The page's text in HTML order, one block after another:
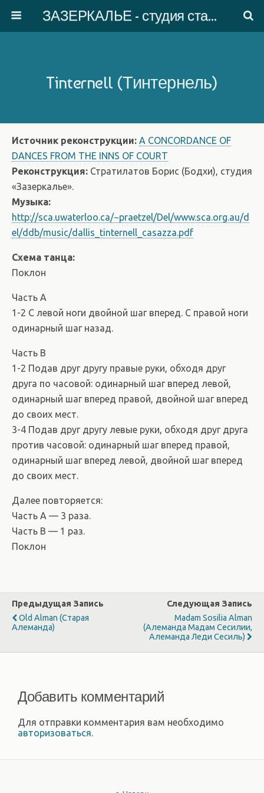
ЗАЗЕРКАЛЬЕ - студия старинного танца
Tinternell (Тинтернель)
Источник реконструкции: A CONCORDANCE OF
DANCES FROM THE INNS OF COURT
Реконструкция: Стратилатов Борис (Бодхи), студия
«Зазеркалье».
Музыка:
http://sca.uwaterloo.ca/~praetzel/Del/www.sca.org.au/d
el/ddb/music/dallis_tinternell_casazza.pdf
Схема танца:
Поклон
Часть А
1-2 С левой ноги двойной шаг вперед. С правой ноги
одинарный шаг назад.
Часть В
1-2 Подав друг другу правые руки, обходя друг
друга по часовой: одинарный шаг вперед левой,
одинарный шаг вперед правой, двойной шаг вперед
до своих мест.
3-4 Подав друг другу левые руки, обходя друг друга
против часовой: одинарный шаг вперед правой,
одинарный шаг вперед левой, двойной шаг вперед
до своих мест.
Далее повторяется:
Часть А — 3 раза.
Часть B — 1 раз.
Поклон
Предыдущая Запись
Old Alman (Старая
Алеманда)
Следующая Запись
Madam Sosilia Alman
(Алеманда Мадам Сесилии,
Алеманда Леди Сесиль)
Добавить комментарий
Для отправки комментария вам необходимо
авторизоваться.